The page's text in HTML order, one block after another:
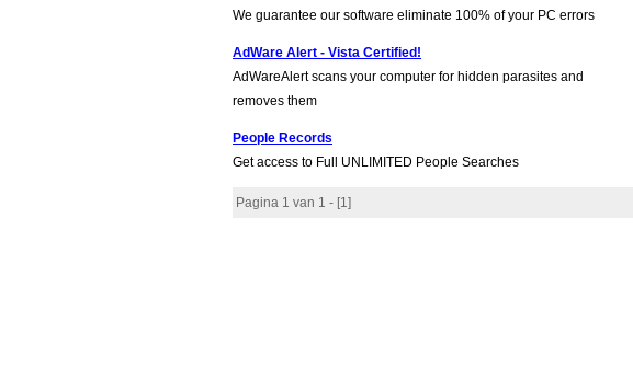
We guarantee our software eliminate 100% of your PC errors
AdWare Alert - Vista Certified!
AdWareAlert scans your computer for hidden parasites and
removes them
People Records
Get access to Full UNLIMITED People Searches
Pagina 1 van 1 - [1]